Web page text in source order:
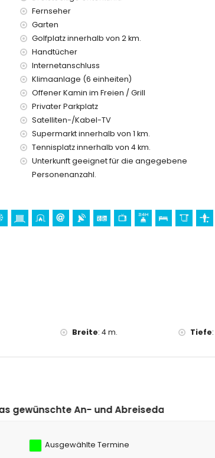
vom Haus)
vom Haus)
vom Haus)
von 3 Kilometern und Zug innerhalb von 5 Kilometern
Ferienhauses enthalten
in Altea, Costa Blanca
vom Haus)
und Wasserpark (Agualandia) (innerhalb von 10
von der Unterkunft)
5 Kilometern vom Haus)
Fernseher
Garten
Golfplatz innerhalb von 2 km.
Handtücher
Internetanschluss
Klimaanlage (6 einheiten)
Offener Kamin im Freien / Grill
Privater Parkplatz
Satelliten-/Kabel-TV
Supermarkt innerhalb von 1 km.
Tennisplatz innerhalb von 4 km.
Unterkunft geeignet für die angegebene
Personenanzahl.
Breite:4 m. Tiefe:
Abreisedatum klicken!
Ausgewählte Termine